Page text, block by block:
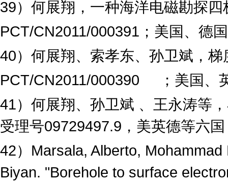
39）何展翔，一种海洋电磁勘探
PCT/CN2011/000391 ；美国、德
40）何展翔、索孝东、孙卫斌，
PCT/CN2011/000390
；美国、
41）何展翔、孙卫斌 、王永涛等
受理号09729497.9 ，美英德等六
42）Marsala, Alberto,
Biyan. "Borehole to surface